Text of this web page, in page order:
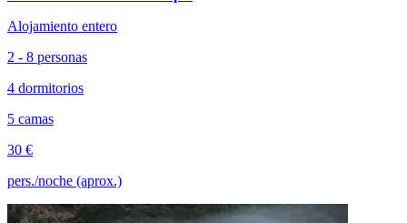
Alojamiento entero
2 - 8 personas
4 dormitorios
5 camas
30 €
pers./noche (aprox.)